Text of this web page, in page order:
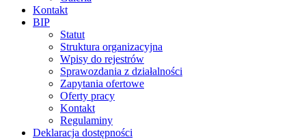
Kontakt
BIP
Statut
Struktura organizacyjna
Wpisy do rejestrów
Sprawozdania z działalności
Zapytania ofertowe
Oferty pracy
Kontakt
Regulaminy
Deklaracja dostępności